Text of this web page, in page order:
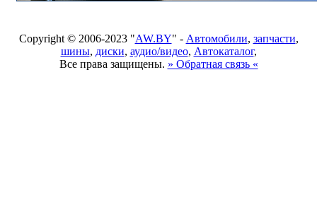
Copyright © 2006-2023 "AW.BY" - Автомобили, запчасти,
шины, диски, аудио/видео, Автокаталог,
Все права защищены. » Обратная связь «